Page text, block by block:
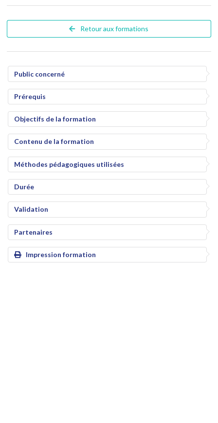
Retour aux formations
Public concerné
Prérequis
Objectifs de la formation
Contenu de la formation
Méthodes pédagogiques utilisées
Durée
Validation
Partenaires
Impression formation